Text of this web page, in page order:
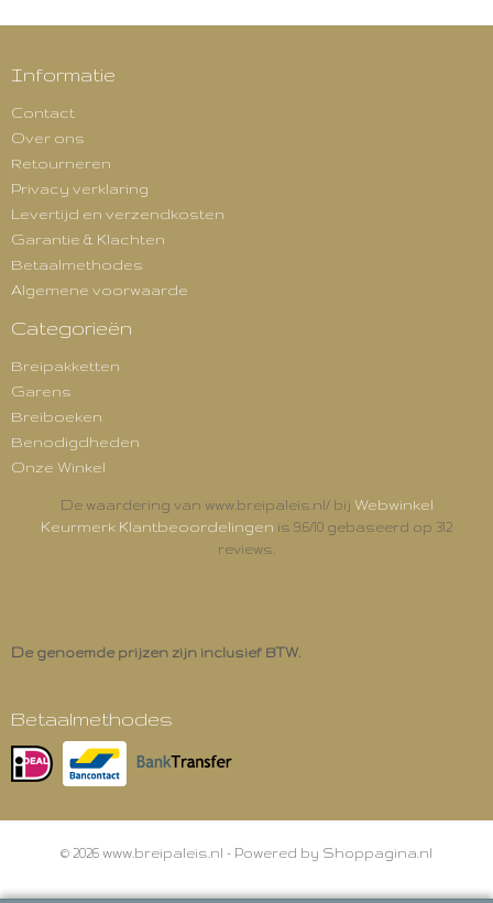
Informatie
Contact
Over ons
Retourneren
Privacy verklaring
Levertijd en verzendkosten
Garantie & Klachten
Betaalmethodes
Algemene voorwaarde
Categorieën
Breipakketten
Garens
Breiboeken
Benodigdheden
Onze Winkel
De waardering van www.breipaleis.nl/ bij Webwinkel
Keurmerk Klantbeoordelingen is 9.6/10 gebaseerd op 312
reviews.
De genoemde prijzen zijn inclusief BTW.
Betaalmethodes
© 2026 www.breipaleis.nl - Powered by Shoppagina.nl